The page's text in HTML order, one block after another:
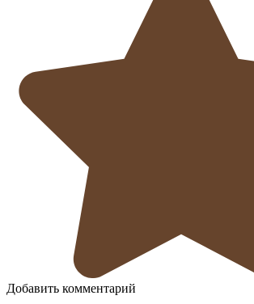
Добавить комментарий